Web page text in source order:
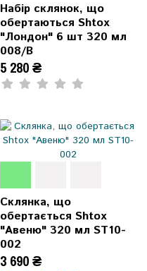
Набір склянок, що
обертаються Shtox
"Лондон" 6 шт 320 мл
008/B
5 280 ₴
Склянка, що
обертається Shtox
"Авеню" 320 мл ST10-
002
3 690 ₴